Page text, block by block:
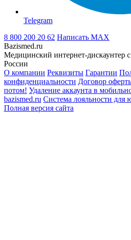
Telegram
8 800 200 20 62 Написать MAX
Bazismed.ru
Медицинский интернет-дискаунтер
России
О компании Реквизиты Гарантии
конфиденциальности Договор
потом! Удаление аккаунта в
bazismed.ru Система лояльности для
Полная версия сайта